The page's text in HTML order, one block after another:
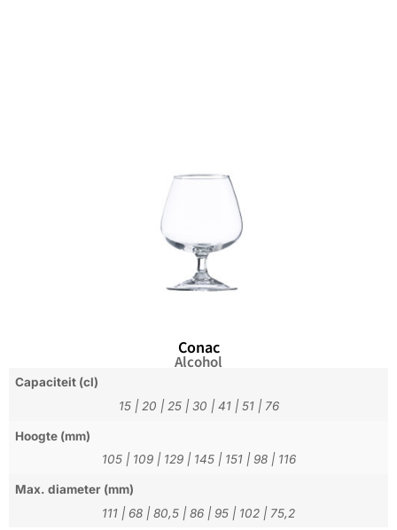
Conac
Alcohol
Capaciteit (cl)
15| 20 | 25| 30 | 41| 51| 76
Hoogte (mm)
105| 109| 129| 145| 151| 98| 116
Max. diameter (mm)
111 | 68 | 80,5 | 86 | 95 | 102 | 75,2